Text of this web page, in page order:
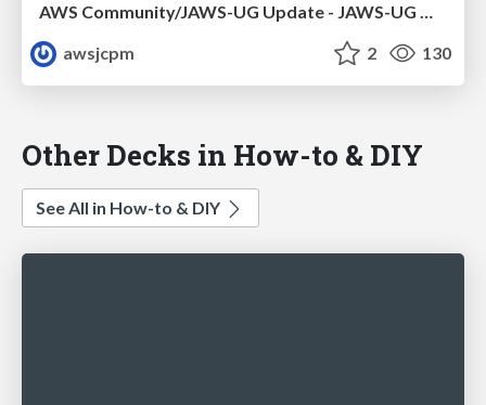
AWS Community/JAWS-UG Update - JAWS-UG 上越妙高支部リブート
awsjcpm
2 130
Other Decks in How-to & DIY
See All in How-to & DIY